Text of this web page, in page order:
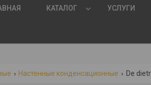
КАТАЛОГ УСЛУГИ
Настенные конденсационные De